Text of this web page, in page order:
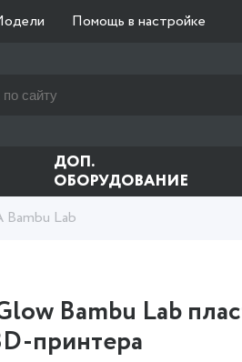
Помощь в настройке
ДОП.
ОБОРУДОВАНИЕ
Bambu Lab
Bambu Lab
принтера